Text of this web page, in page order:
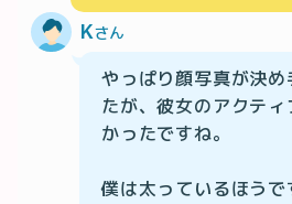
Kさん
やっぱり顔写真が決め
たが、彼女のアクテ
かったですね。
僕は太っているほうで